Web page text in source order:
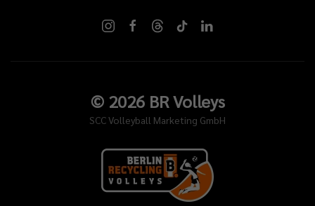
© 2026BR Volleys
SCC Volleyball Marketing GmbH